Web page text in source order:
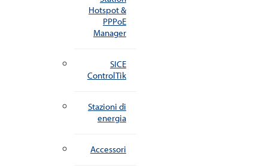
Hotspot &
PPPoE
Manager
SICE
ControlTik
Stazioni di
energia
Accessori